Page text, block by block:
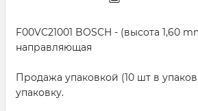
F00VC21001 BOSCH - (высота 1,60
направляющая
Продажа упаковкой (10 шт в
упаковку.